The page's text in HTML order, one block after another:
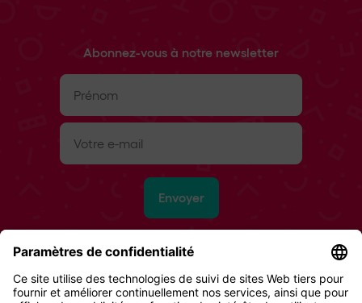
Abonnez-vous à notre newsletter
Prénom
E-
mail(Nécessaire)
Envoyer